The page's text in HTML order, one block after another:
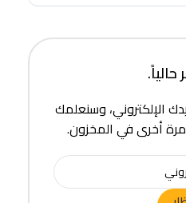
الإلكتروني، وسنعلمك
مرة أخرى في المخزون.